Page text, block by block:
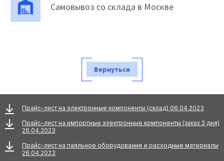
Самовывоз со склада в Москве
Вернуться
Прайс-лист на электронные компоненты (склад) 06.04.2023
Прайс-лист на импортные электронные компоненты (заказ 3 дня)
26.04.2023
Прайс-лист на паяльное оборудование и расходные материалы
26.04.2023